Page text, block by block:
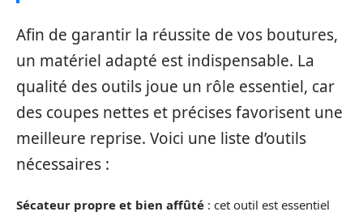
Afin de garantir la réussite de vos boutures,
un matériel adapté est indispensable. La
qualité des outils joue un rôle essentiel, car
des coupes nettes et précises favorisent une
meilleure reprise. Voici une liste d’outils
nécessaires :
Sécateur propre et bien affûté : cet outil est essentiel